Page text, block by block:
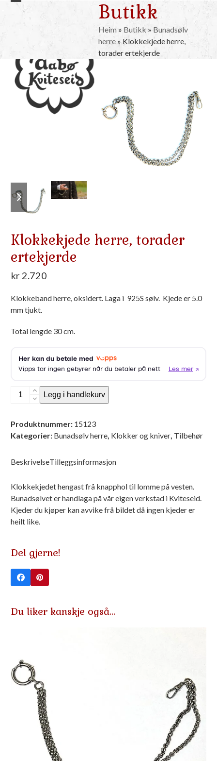
Skip
Open
menu
Close
menu
Butikk
Heim » Butikk» Bunadsølv
herre» Klokkekjede herre,
torader ertekjerde
previous
slide
next
slide
Klokkekjede herre, torader
ertekjerde
kr 2.720
Klokkeband herre, oksidert. Laga i 925S sølv. Kjede er 5.0
mm tjukt.
Total lengde 30 cm.
Klokkekjede
ertekjerde
antall
Legg i handlekurv
Produktnummer: 15123
Kategorier: Bunadsølv herre Klokker og kniver Tilbehør
BeskrivelseTilleggsinformasjon
Klokkekjedet hengast frå knapphol til lomme på vesten.
Bunadsølvet er handlaga på vår eigen verkstad i Kviteseid.
Kjeder du kjøper kan avvike frå bildet då ingen kjeder er
heilt like.
Del gjerne!
Du liker kanskje også…